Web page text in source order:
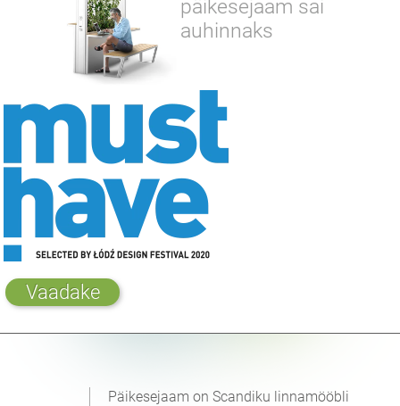
päikesejaam sai
auhinnaks
Vaadake
Päikesejaam on Scandiku linnamööbli